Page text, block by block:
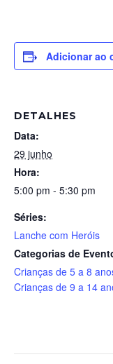
Adicionar ao
DETALHES
Data:
29 junho
Hora:
5:00 pm - 5:30 pm
Séries:
Lanche com Heróis
Categorias de
Crianças de 5 a 8
Crianças de 9 a 14